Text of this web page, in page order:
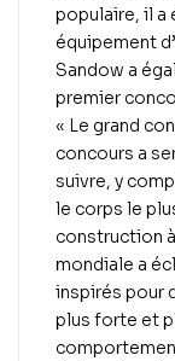
populaire, il a
équipement
Sandow a
premier
« Le grand
concours a
suivre, y
le corps le
construction
mondiale a
inspirés pour
plus forte et